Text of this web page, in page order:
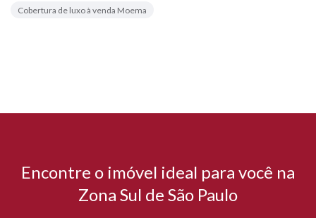
Cobertura de luxo à venda Moema
Encontre o imóvel ideal para você na
Zona Sul de São Paulo